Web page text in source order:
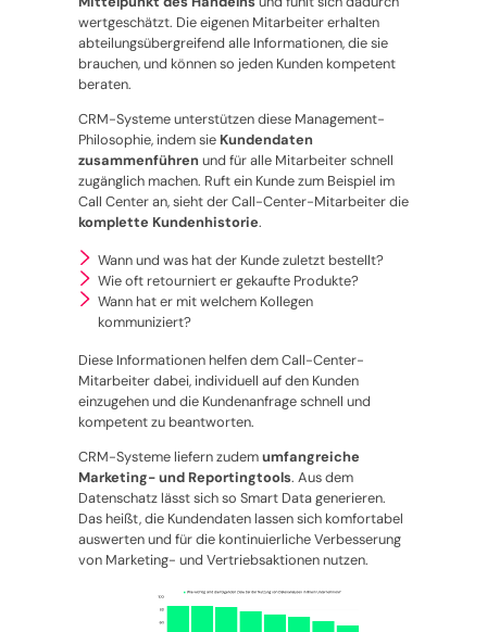
wertgeschätzt. Die eigenen Mitarbeiter erhalten
abteilungsübergreifend alle Informationen, die sie
brauchen, und können so jeden Kunden kompetent
beraten.
CRM-Systeme unterstützen diese Management-
Philosophie, indem sie Kundendaten
zusammenführen und für alle Mitarbeiter schnell
zugänglich machen. Ruft ein Kunde zum Beispiel im
Call Center an, sieht der Call-Center-Mitarbeiter die
komplette Kundenhistorie.
Wann und was hat der Kunde zuletzt bestellt?
Wie oft retourniert er gekaufte Produkte?
Wann hat er mit welchem Kollegen
kommuniziert?
Diese Informationen helfen dem Call-Center-
Mitarbeiter dabei, individuell auf den Kunden
einzugehen und die Kundenanfrage schnell und
kompetent zu beantworten.
CRM-Systeme liefern zudemumfangreiche
Marketing- und Reportingtools. Aus dem
Datenschatz lässt sich so Smart Data generieren.
Das heißt, die Kundendaten lassen sich komfortabel
auswerten und für die kontinuierliche Verbesserung
von Marketing- und Vertriebsaktionen nutzen.